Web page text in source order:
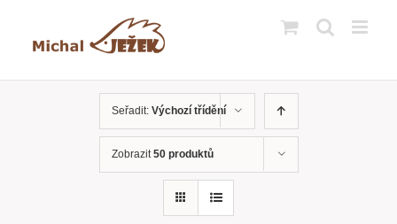
Seřadit: Výchozí třídění
Zobrazit50 produktů